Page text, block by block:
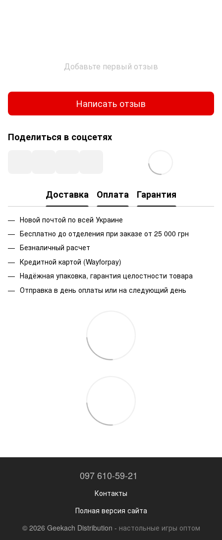
Добавьте первый отзыв
Написать отзыв
Поделиться в соцсетях
Доставка Оплата Гарантия
Новой почтой по всей Украине
Бесплатно до отделения при заказе от 25 000 грн
Безналичный расчет
Кредитной картой (Wayforpay)
Надёжная упаковка, гарантия целостности товара
Отправка в день оплаты или на следующий день
097 610-59-21
Контакты
Полная версия сайта
© 2026 Geekach Distribution - настольные игры оптом